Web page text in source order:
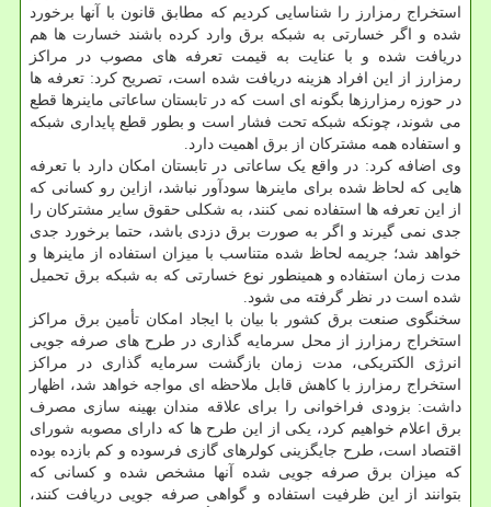
استخراج رمزارز را شناسایی کردیم که مطابق قانون با آنها برخورد
شده و اگر خسارتی به شبکه برق وارد کرده باشند خسارت ها هم
دریافت شده و با عنایت به قیمت تعرفه های مصوب در مراکز
رمزارز از این افراد هزینه دریافت شده است، تصریح کرد: تعرفه ها
در حوزه رمزارزها بگونه ای است که در تابستان ساعاتی ماینرها قطع
می شوند، چونکه شبکه تحت فشار است و بطور قطع پایداری شبکه
و استفاده همه مشترکان از برق اهمیت دارد.
وی اضافه کرد: در واقع یک ساعاتی در تابستان امکان دارد با تعرفه
هایی که لحاظ شده برای ماینرها سودآور نباشد، ازاین رو کسانی که
از این تعرفه ها استفاده نمی کنند، به شکلی حقوق سایر مشترکان را
جدی نمی گیرند و اگر به صورت برق دزدی باشد، حتما برخورد جدی
خواهد شد؛ جریمه لحاظ شده متناسب با میزان استفاده از ماینرها و
مدت زمان استفاده و همینطور نوع خسارتی که به شبکه برق تحمیل
شده است در نظر گرفته می شود.
سخنگوی صنعت برق کشور با بیان با ایجاد امکان تأمین برق مراکز
استخراج رمزارز از محل سرمایه گذاری در طرح های صرفه جویی
انرژی الکتریکی، مدت زمان بازگشت سرمایه گذاری در مراکز
استخراج رمزارز با کاهش قابل ملاحظه ای مواجه خواهد شد، اظهار
داشت: بزودی فراخوانی را برای علاقه مندان بهینه سازی مصرف
برق اعلام خواهیم کرد، یکی از این طرح ها که دارای مصوبه شورای
اقتصاد است، طرح جایگزینی کولرهای گازی فرسوده و کم بازده بوده
که میزان برق صرفه جویی شده آنها مشخص شده و کسانی که
بتوانند از این ظرفیت استفاده و گواهی صرفه جویی دریافت کنند،